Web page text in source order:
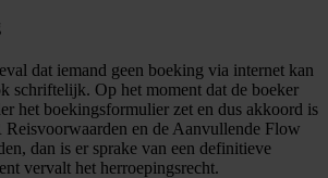
dat iemand geen boeking via internet kan
schriftelijk. Op het moment dat de boeker
het boekingsformulier zet en dus akkoord is
en de Aanvullende Flow
dan is er sprake van een definitieve
vervalt het herroepingsrecht.